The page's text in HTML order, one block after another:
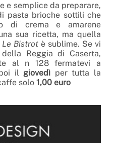
e semplice da preparare,
pasta brioche sottili che
di crema e amarene
sua ricetta, ma quella
Le Bistrot è sublime. Se vi
Reggia di Caserta,
al n 128 fermatevi a
ilgiovedì per tutta la
solo 1,00 euro